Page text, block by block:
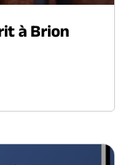
à Brion